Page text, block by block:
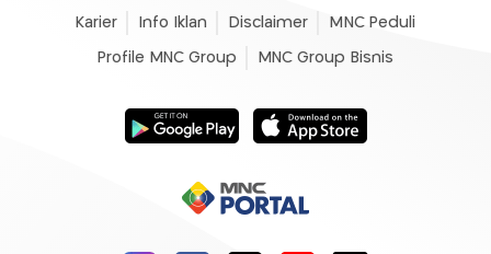
Karier Info Iklan Disclaimer MNC Peduli
Profile MNC Group MNC Group Bisnis